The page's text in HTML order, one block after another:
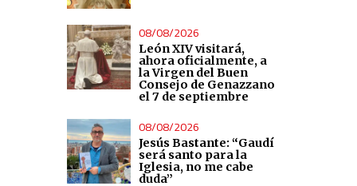
08/08/2026
León XIV visitará,
ahora oficialmente, a
la Virgen del Buen
Consejo de Genazzano
el 7 de septiembre
08/08/2026
Jesús Bastante: “Gaudí
será santo para la
Iglesia, no me cabe
duda”